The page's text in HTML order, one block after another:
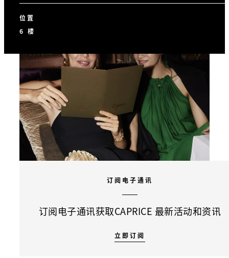
位置
6 楼
订阅电子通讯
订阅电子通讯获取CAPRICE 最新活动和资讯
立即订阅